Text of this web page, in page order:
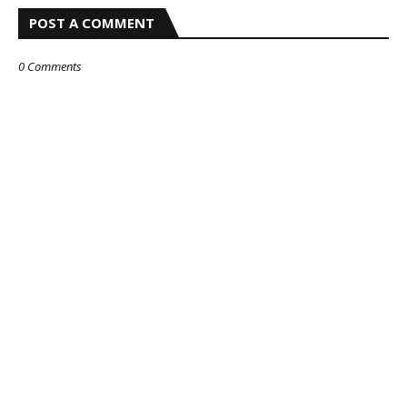
POST A COMMENT
0 Comments